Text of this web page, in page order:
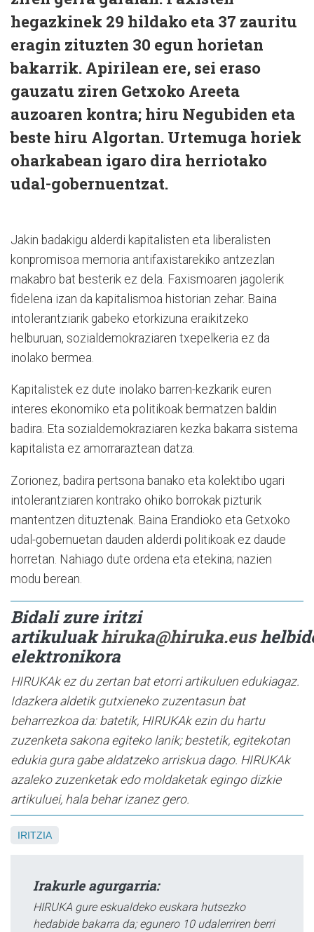
hegazkinek 29 hildako eta 37 zauritu
eragin zituzten 30 egun horietan
bakarrik. Apirilean ere, sei eraso
gauzatu ziren Getxoko Areeta
auzoaren kontra; hiru Negubiden eta
beste hiru Algortan. Urtemuga horiek
oharkabean igaro dira herriotako
udal-gobernuentzat.
Jakin badakigu alderdi kapitalisten eta liberalisten
konpromisoa memoria antifaxistarekiko antzezlan
makabro bat besterik ez dela. Faxismoaren jagolerik
fidelena izan da kapitalismoa historian zehar. Baina
intolerantziarik gabeko etorkizuna eraikitzeko
helburuan, sozialdemokraziaren txepelkeria ez da
inolako bermea.
Kapitalistek ez dute inolako barren-kezkarik euren
interes ekonomiko eta politikoak bermatzen baldin
badira. Eta sozialdemokraziaren kezka bakarra sistema
kapitalista ez amorraraztean datza.
Zorionez, badira pertsona banako eta kolektibo ugari
intolerantziaren kontrako ohiko borrokak pizturik
mantentzen dituztenak. Baina Erandioko eta Getxoko
udal-gobernuetan dauden alderdi politikoak ez daude
horretan. Nahiago dute ordena eta etekina; nazien
modu berean.
Bidali zure iritzi
artikuluakhiruka@hiruka.eus
elektronikora
HIRUKAk ez du zertan bat etorri artikuluen edukiagaz.
Idazkera aldetik gutxieneko zuzentasun bat
beharrezkoa da: batetik, HIRUKAk ezin du hartu
zuzenketa sakona egiteko lanik; bestetik, egitekotan
edukia gura gabe aldatzeko arriskua dago. HIRUKAk
azaleko zuzenketak edo moldaketak egingo dizkie
artikuluei, hala behar izanez gero.
IRITZIA
Irakurle agurgarria:
HIRUKA gure eskualdeko euskara hutsezko
hedabide bakarra da; egunero 10 udalerriren berri